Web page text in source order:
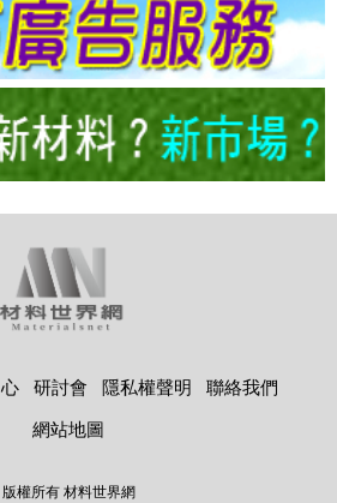
研討會 隱私權聲明
聯絡我們
網站地圖
版權所有 材料世界網